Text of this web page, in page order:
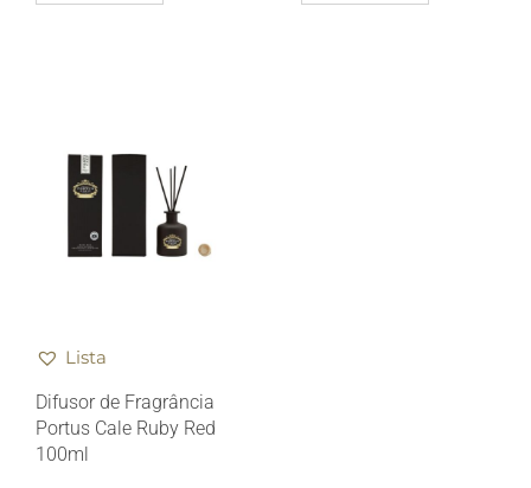
Lista
Difusor de Fragrância
Portus Cale Ruby Red
100ml